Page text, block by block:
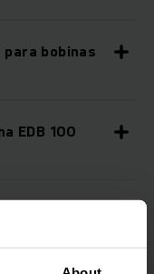
bobinas
EDB 100